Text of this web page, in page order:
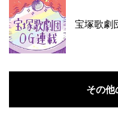
宝塚歌劇
その他